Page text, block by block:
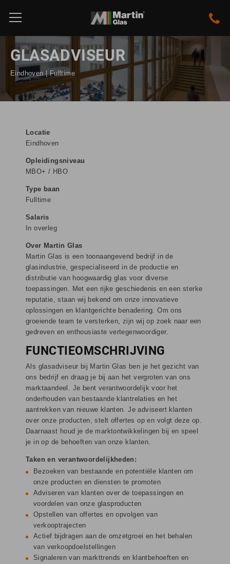
GLASADVISEUR
Eindhoven | Fulltime
Locatie
Eindhoven
Opleidingsniveau
MBO+ / HBO
Type baan
Fulltime
Salaris
In overleg
Over Martin Glas
Martin Glas is een toonaangevend bedrijf in de
glasindustrie, gespecialiseerd in de productie en
distributie van hoogwaardig glas voor diverse
toepassingen. Met een rijke geschiedenis en een sterke
reputatie, staan wij bekend om onze innovatieve
oplossingen en klantgerichte benadering. Om ons
groeiende team te versterken, zijn wij op zoek naar een
gedreven en enthousiaste vertegenwoordiger.
FUNCTIEOMSCHRIJVING
Als glasadviseur bij Martin Glas ben je het gezicht van
ons bedrijf en draag je bij aan het vergroten van ons
marktaandeel. Je bent verantwoordelijk voor het
onderhouden van bestaande klantrelaties en het
aantrekken van nieuwe klanten. Je adviseert klanten
over onze producten, stelt offertes op en volgt deze op.
Daarnaast houd je de marktontwikkelingen bij en speel
je in op de behoeften van onze klanten.
Taken en verantwoordelijkheden:
Bezoeken van bestaande en potentiële klanten om
onze producten en diensten te promoten
Adviseren van klanten over de toepassingen en
voordelen van onze glasproducten
Opstellen van offertes en opvolgen van
verkooptrajecten
Actief bijdragen aan de omzetgroei en het behalen
van verkoopdoelstellingen
Signaleren van markttrends en klantbehoeften en